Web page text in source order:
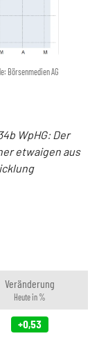
Börsenmedien AG
WpHG: Der
etwaigen aus
Veränderung
Heute in %
+0,53